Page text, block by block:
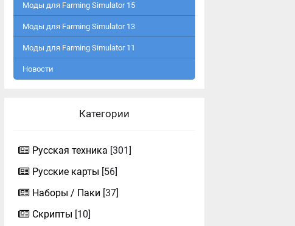
Моды для Farming Simulator 15
Моды для Farming Simulator 13
Моды для Farming Simulator 11
Новости
Категории
Русская техника [301]
Русские карты [56]
Наборы / Паки [37]
Скрипты [10]